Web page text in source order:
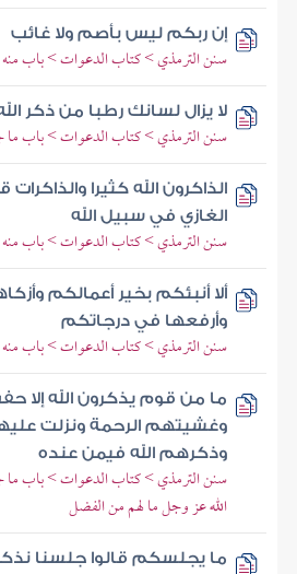
إن ربكم ليس بأصم ولا غائب
سنن الترمذي > كتاب الدعوات > باب منه
لا يزال لسانك رطبا من ذكر
سنن الترمذي > كتاب الدعوات > باب ما
الذاكرون الله كثيرا
الغازي في سبيل الله
سنن الترمذي > كتاب الدعوات > باب منه
ألا أنبئكم بخير أعمالكم
وأرفعها في درجاتكم
سنن الترمذي > كتاب الدعوات > باب منه
ما من قوم يذكرون الله إلا
وغشيتهم الرحمة ونزلت
وذكرهم الله فيمن عنده
سنن الترمذي > كتاب الدعوات > باب ما
الله عز وجل ما لهم من الفضل
ما يجلسكم قالوا جلسنا نذكر